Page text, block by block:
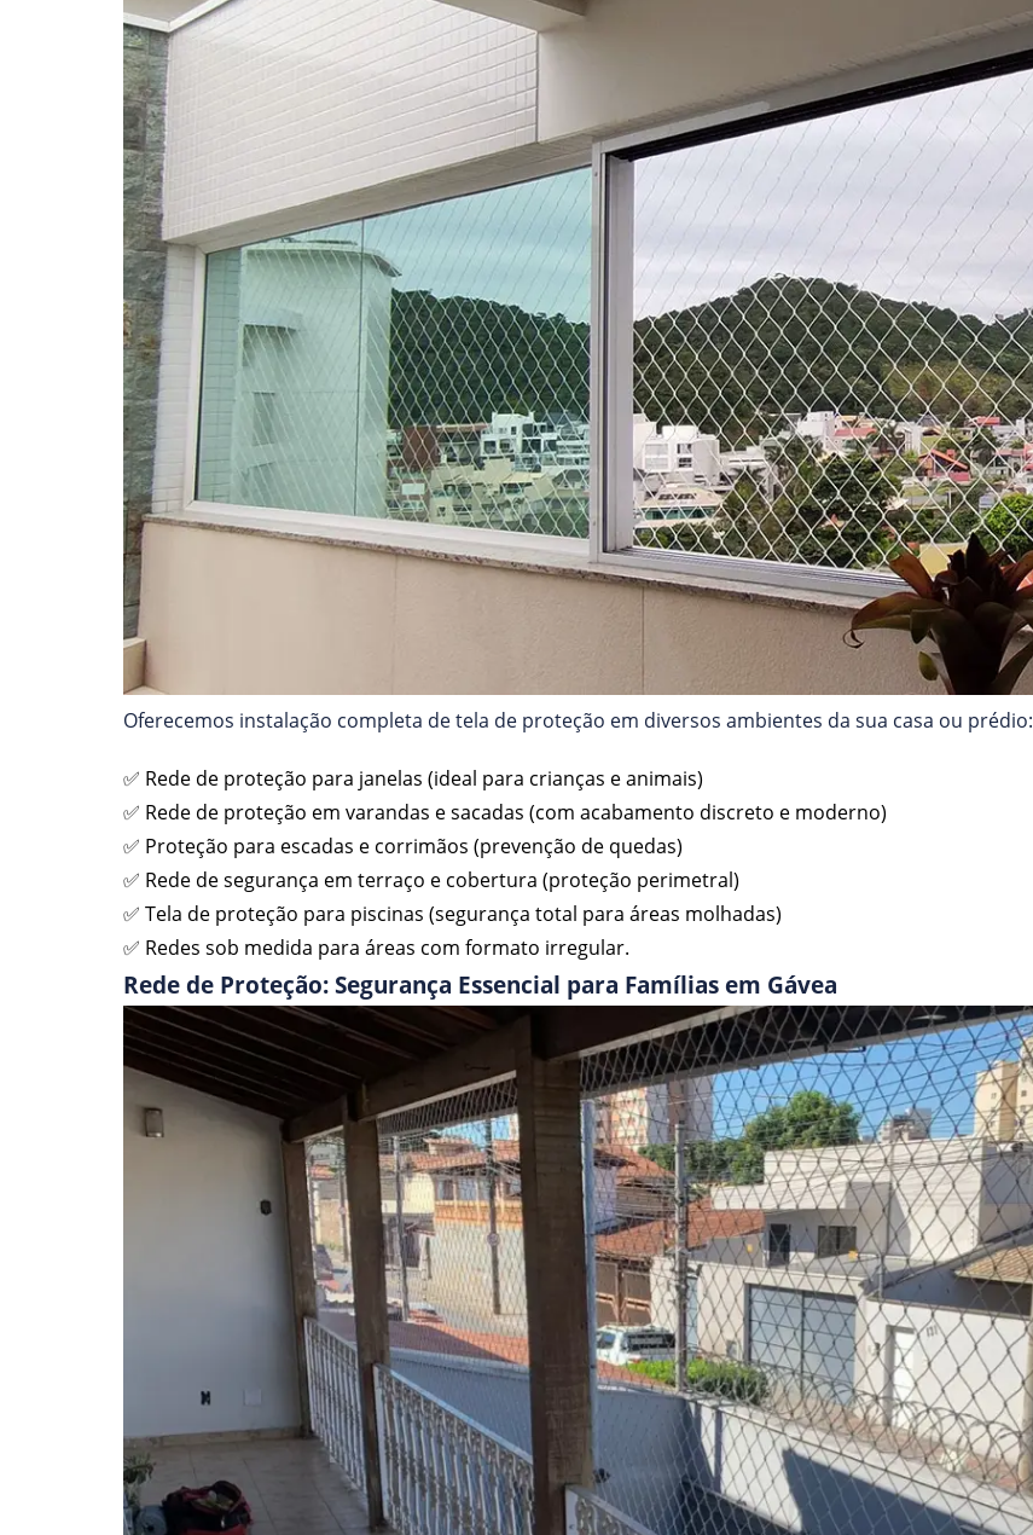
Oferecemos instalação completa de tela de proteção em diversos ambientes da sua casa ou prédio:
✅ Rede de proteção para janelas (ideal para crianças e animais)
✅ Rede de proteção em varandas e sacadas (com acabamento discreto e moderno)
✅ Proteção para escadas e corrimãos (prevenção de quedas)
✅ Rede de segurança em terraço e cobertura (proteção perimetral)
✅ Tela de proteção para piscinas (segurança total para áreas molhadas)
✅ Redes sob medida para áreas com formato irregular.
Rede de Proteção: Segurança Essencial para Famílias em Gávea